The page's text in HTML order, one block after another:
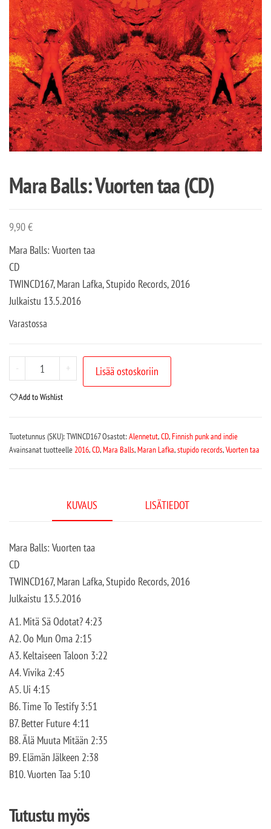
Mara Balls: Vuorten taa (CD)
9,90€
Mara Balls: Vuorten taa
CD
TWINCD167, Maran Lafka, Stupido Records, 2016
Julkaistu 13.5.2016
Varastossa
- + Lisää ostoskoriin
Add to Wishlist
Tuotetunnus (SKU):TWINCD167Osastot:Alennetut,CD,Finnish punk and indie
Avainsanat tuotteelle2016,CD,Mara Balls,Maran Lafka,stupido records,Vuorten taa
KUVAUS LISÄTIEDOT
Mara Balls: Vuorten taa
CD
TWINCD167, Maran Lafka, Stupido Records, 2016
Julkaistu 13.5.2016
A1. Mitä Sä Odotat? 4:23
A2. Oo Mun Oma 2:15
A3. Keltaiseen Taloon 3:22
A4. Vivika 2:45
A5. Ui 4:15
B6. Time To Testify 3:51
B7. Better Future 4:11
B8. Älä Muuta Mitään 2:35
B9. Elämän Jälkeen 2:38
B10. Vuorten Taa 5:10
Tutustu myös